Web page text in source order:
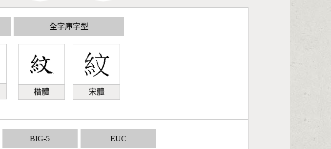
全字庫字型
楷體 宋體
BIG-5 EUC